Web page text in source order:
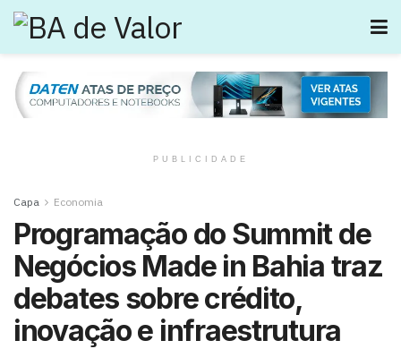
PUBLICIDADE
Capa Economia
Programação do Summit de
Negócios Made in Bahia traz
debates sobre crédito,
inovação e infraestrutura